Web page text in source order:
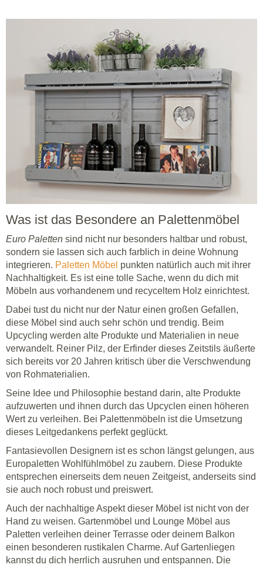
Was ist das Besondere an Palettenmöbel
Euro Paletten sind nicht nur besonders haltbar und robust,
sondern sie lassen sich auch farblich in deine Wohnung
integrieren. Paletten Möbel punkten natürlich auch mit ihrer
Nachhaltigkeit. Es ist eine tolle Sache, wenn du dich mit
Möbeln aus vorhandenem und recyceltem Holz einrichtest.
Dabei tust du nicht nur der Natur einen großen Gefallen,
diese Möbel sind auch sehr schön und trendig. Beim
Upcycling werden alte Produkte und Materialien in neue
verwandelt. Reiner Pilz, der Erfinder dieses Zeitstils äußerte
sich bereits vor 20 Jahren kritisch über die Verschwendung
von Rohmaterialien.
Seine Idee und Philosophie bestand darin, alte Produkte
aufzuwerten und ihnen durch das Upcyclen einen höheren
Wert zu verleihen. Bei Palettenmöbeln ist die Umsetzung
dieses Leitgedankens perfekt geglückt.
Fantasievollen Designern ist es schon längst gelungen, aus
Europaletten Wohlfühlmöbel zu zaubern. Diese Produkte
entsprechen einerseits dem neuen Zeitgeist, anderseits sind
sie auch noch robust und preiswert.
Auch der nachhaltige Aspekt dieser Möbel ist nicht von der
Hand zu weisen. Gartenmöbel und Lounge Möbel aus
Paletten verleihen deiner Terrasse oder deinem Balkon
einen besonderen rustikalen Charme. Auf Gartenliegen
kannst du dich herrlich ausruhen und entspannen. Die